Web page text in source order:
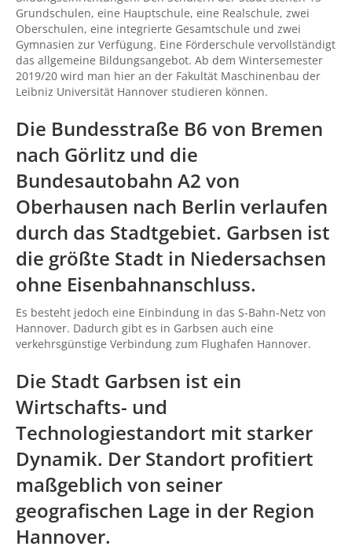
Grundschulen, eine Hauptschule, eine Realschule, zwei
Oberschulen, eine integrierte Gesamtschule und zwei
Gymnasien zur Verfügung. Eine Förderschule vervollständigt
das allgemeine Bildungsangebot. Ab dem Wintersemester
2019/20 wird man hier an der Fakultät Maschinenbau der
Leibniz Universität Hannover studieren können.
Die Bundesstraße B6 von Bremen
nach Görlitz und die
Bundesautobahn A2 von
Oberhausen nach Berlin verlaufen
durch das Stadtgebiet. Garbsen ist
die größte Stadt in Niedersachsen
ohne Eisenbahnanschluss.
Es besteht jedoch eine Einbindung in das S-Bahn-Netz von
Hannover. Dadurch gibt es in Garbsen auch eine
verkehrsgünstige Verbindung zum Flughafen Hannover.
Die Stadt Garbsen ist ein
Wirtschafts- und
Technologiestandort mit starker
Dynamik. Der Standort profitiert
maßgeblich von seiner
geografischen Lage in der Region
Hannover.